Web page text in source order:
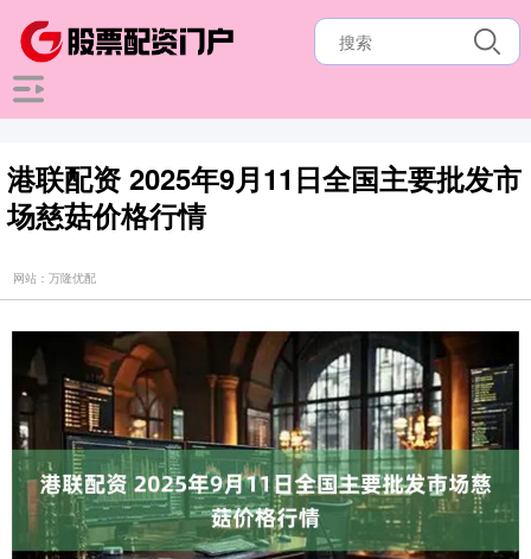
港联配资 2025年9月11日全国主要批发市
场慈菇价格行情
网站：万隆优配